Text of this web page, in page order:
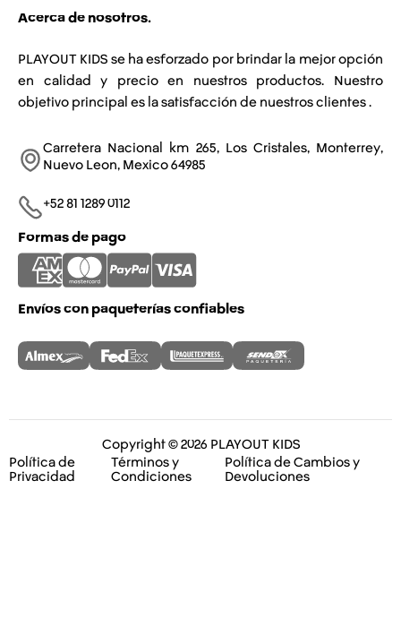
Acerca de nosotros.
PLAYOUT KIDS se ha esforzado por brindar la mejor opción
en calidad y precio en nuestros productos. Nuestro
objetivo principal es la satisfacción de nuestros clientes .
Carretera Nacional km 265, Los Cristales, Monterrey,
Nuevo Leon, Mexico 64985
+52 81 1289 0112​
Formas de pago
Envíos con paqueterías confiables
Copyright © 2026 PLAYOUT KIDS
Política de
Privacidad
Términos y
Condiciones
Política de Cambios y
Devoluciones